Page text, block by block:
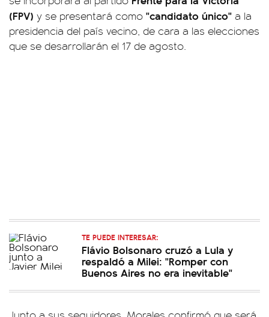
(FPV) y se presentará como "candidato único" a la
presidencia del país vecino, de cara a las elecciones
que se desarrollarán el 17 de agosto.
TE PUEDE INTERESAR:
Flávio Bolsonaro cruzó a Lula y
respaldó a Milei: "Romper con
Buenos Aires no era inevitable"